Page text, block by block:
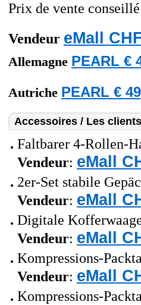
Prix de vente
Vendeur eMall
Allemagne PEARL €
Autriche PEARL €
Accessoires / Les
Faltbarer 4-Rollen-
Vendeur: eMall
2er-Set stabile
Vendeur: eMall
Digitale
Vendeur: eMall
Kompressions-
Vendeur: eMall
Kompressions-